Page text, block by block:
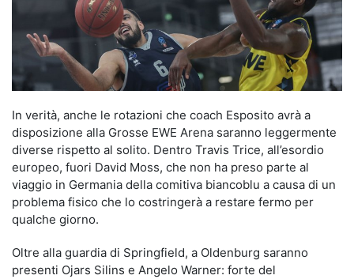
In verità, anche le rotazioni che coach Esposito avrà a
disposizione alla Grosse EWE Arena saranno leggermente
diverse rispetto al solito. Dentro Travis Trice, all’esordio
europeo, fuori David Moss, che non ha preso parte al
viaggio in Germania della comitiva biancoblu a causa di un
problema fisico che lo costringerà a restare fermo per
qualche giorno.
Oltre alla guardia di Springfield, a Oldenburg saranno
presenti Ojars Silins e Angelo Warner: forte del